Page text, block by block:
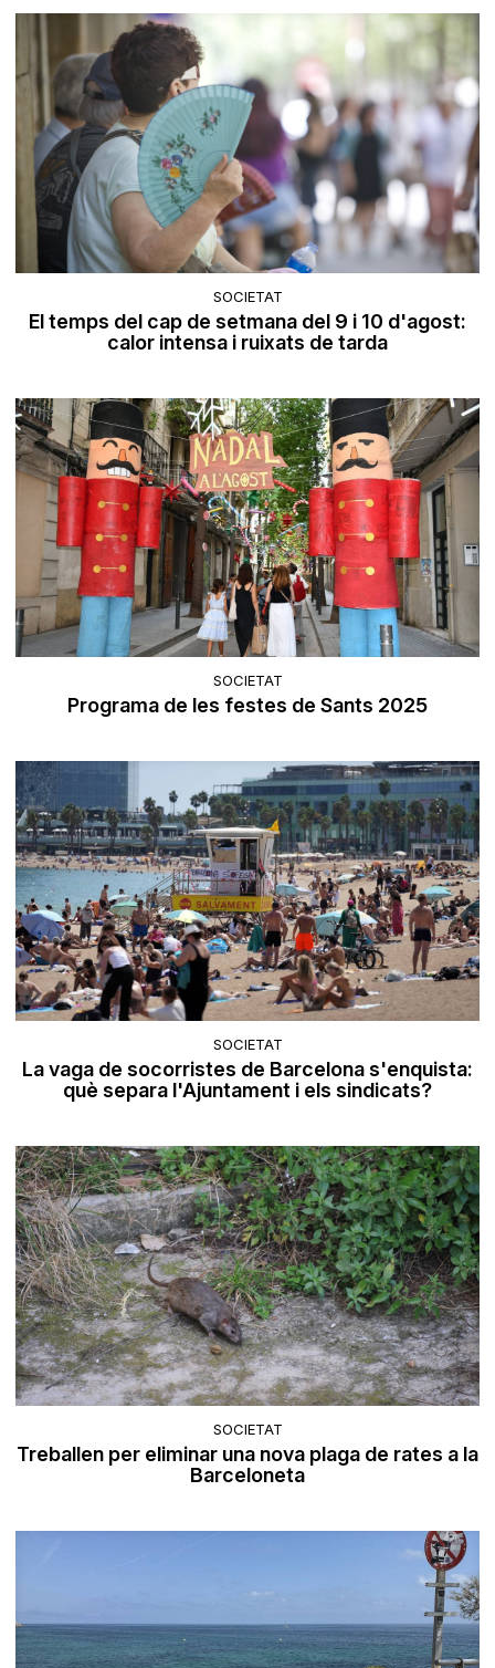
SOCIETAT
El temps del cap de setmana del 9 i 10 d'agost:
calor intensa i ruixats de tarda
SOCIETAT
Programa de les festes de Sants 2025
SOCIETAT
La vaga de socorristes de Barcelona s'enquista:
què separa l'Ajuntament i els sindicats?
SOCIETAT
Treballen per eliminar una nova plaga de rates a la
Barceloneta